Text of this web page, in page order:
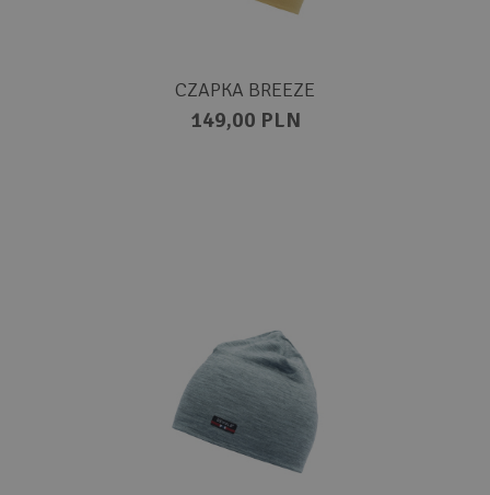
CZAPKA BREEZE
149,00 PLN